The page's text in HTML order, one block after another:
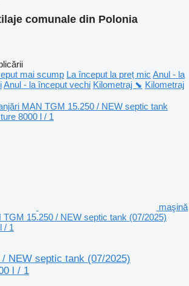
comunale din Polonia
mai scump La început la preț mic Anul - la
Anul - la început vechi Kilometraj ⬊ Kilometraj
maşină
TGM 15.250 / NEW septic tank (07/2025)
/ 1
NEW septic tank (07/2025)
l / 1